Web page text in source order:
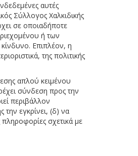
αυτές
Σύλλογος Χαλκιδικής
σε οποιαδήποτε
ή των
Επιπλέον, η
της πολιτικής
απλού κειμένου
σύνδεση προς την
περιβάλλον
εγκρίνει, (δ) να
σχετικά με